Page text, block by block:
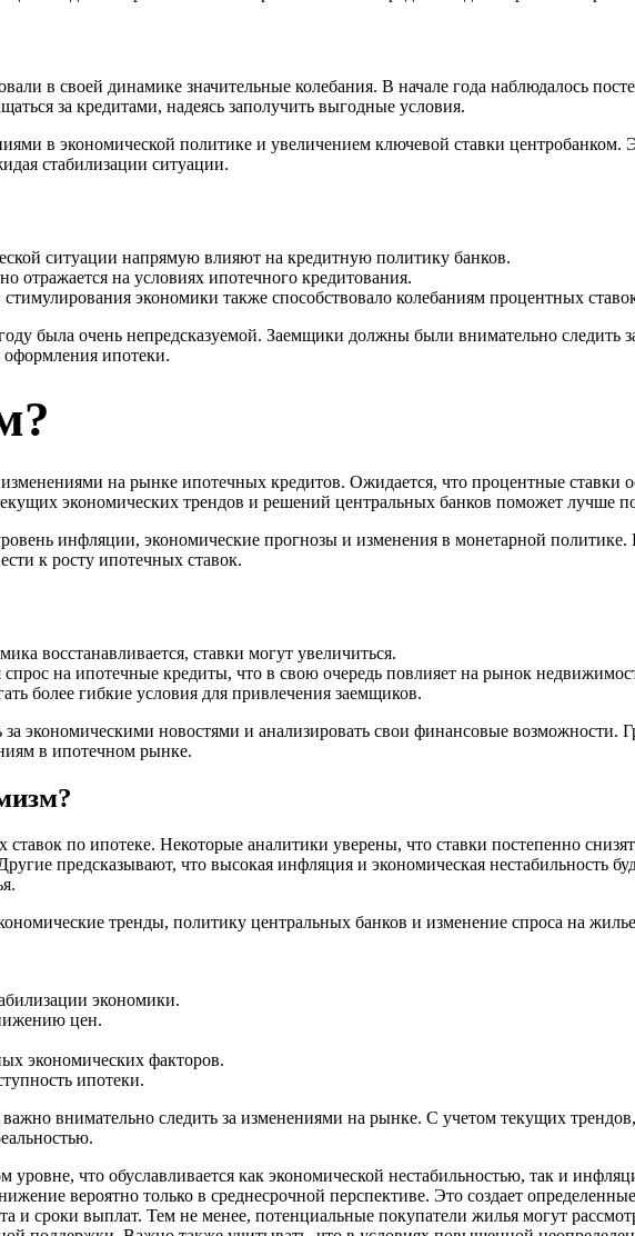
в своей динамике значительные колебания. В начале года наблюдалось
за кредитами, надеясь заполучить выгодные условия.
в экономической политике и увеличением ключевой ставки центробанком.
стабилизации ситуации.
ситуации напрямую влияют на кредитную политику банков.
отражается на условиях ипотечного кредитования.
экономики также способствовало колебаниям процентных
была очень непредсказуемой. Заемщики должны были внимательно следить
ипотеки.
на рынке ипотечных кредитов. Ожидается, что процентные ставки
экономических трендов и решений центральных банков поможет лучше
инфляции, экономические прогнозы и изменения в монетарной политике.
к росту ипотечных ставок.
восстанавливается, ставки могут увеличиться.
спрос на ипотечные кредиты, что в свою очередь повлияет на рынок
более гибкие условия для привлечения заемщиков.
экономическими новостями и анализировать свои финансовые возможности.
в ипотечном рынке.
по ипотеке. Некоторые аналитики уверены, что ставки постепенно
предсказывают, что высокая инфляция и экономическая нестабильность
тренды, политику центральных банков и изменение спроса на
экономики.
цен.
экономических факторов.
ипотеки.
внимательно следить за изменениями на рынке. С учетом текущих
что обуславливается как экономической нестабильностью, так и
вероятно только в среднесрочной перспективе. Это создает
и сроки выплат. Тем не менее, потенциальные покупатели жилья могут